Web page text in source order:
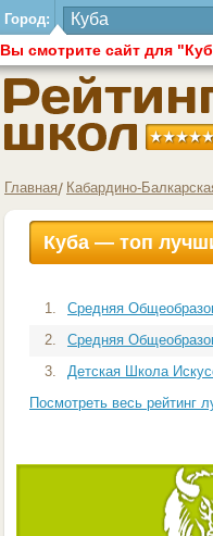
Город:
Вы смотрите сайт для
Главная Кабардино-
Куба — топ
1.
Средняя
2.
Средняя
3.
Детская Школа
Посмотреть весь рейтинг